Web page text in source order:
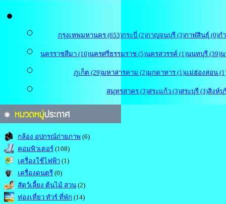
กรุงเทพมหานคร (653)กระบี่ (2)กาญจนบุรี (3)กาฬสินธุ์ (0)ก
นครราชสีมา (10)นครศรีธรรมราช (5)นครสวรรค์ (1)นนทบุรี (39)น
ภูเก็ต (29)มหาสารคาม (2)มุกดาหาร (1)แม่ฮ่องสอน
สมุทรสาคร (3)สระแก้ว (3)สระบุรี (3)สิงห์บุ
กล้อง อุปกรณ์ถ่ายภาพ (6)
คอมพิวเตอร์ (108)
เครื่องใช้ไฟฟ้า (1)
เครื่องดนตรี (0)
สัตว์เลี้ยง ต้นไม้ สวน (2)
ท่องเที่ยว ทัวร์ ที่พัก (14)